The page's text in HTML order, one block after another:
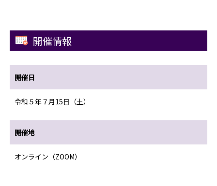
開催情報
開催日
令和５年７月15日（土）
開催地
オンライン（ZOOM）